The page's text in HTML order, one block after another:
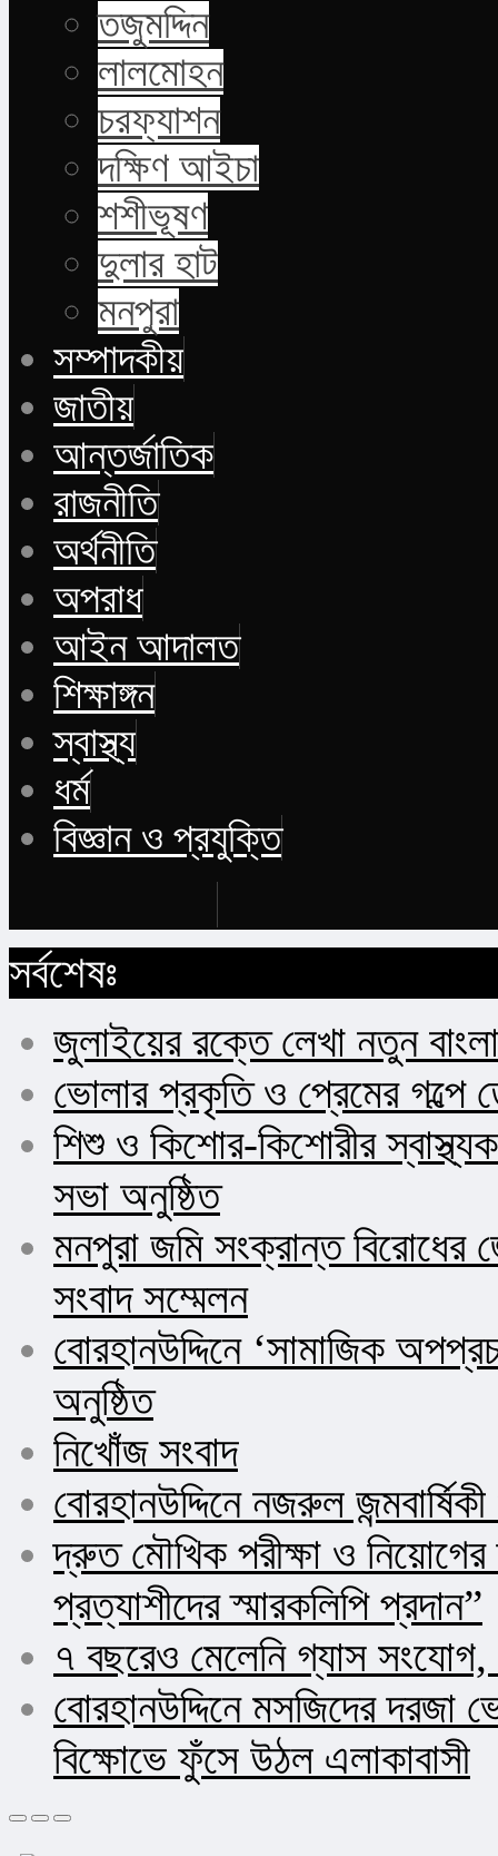
তজুমদ্দিন
লালমোহন
চরফ্যাশন
দক্ষিণ আইচা
শশীভূষণ
দুলার হাট
মনপুরা
সম্পাদকীয়
জাতীয়
আন্তর্জাতিক
রাজনীতি
অর্থনীতি
অপরাধ
আইন আদালত
শিক্ষাঙ্গন
স্বাস্থ্য
ধর্ম
বিজ্ঞান ও প্রযুক্তি
সর্বশেষঃ
জুলাইয়ের রক্তে লেখা নতুন
ভোলার প্রকৃতি ও প্রেমের গল্পে
শিশু ও কিশোর-কিশোরীর
সভা অনুষ্ঠিত
মনপুরা জমি সংক্রান্ত বিরোধের
সংবাদ সম্মেলন
বোরহানউদ্দিনে ‘সামাজিক
অনুষ্ঠিত
নিখোঁজ সংবাদ
বোরহানউদ্দিনে নজরুল
দ্রুত মৌখিক পরীক্ষা ও
প্রত্যাশীদের স্মারকলিপি প্রদান”
৭ বছরেও মেলেনি গ্যাস
বোরহানউদ্দিনে মসজিদের দরজা
বিক্ষোভে ফুঁসে উঠল এলাকাবাসী